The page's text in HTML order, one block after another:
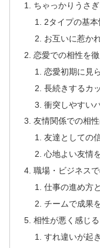
ちゃっかりうさ
2タイプの基
お互いに惹か
恋愛での相性を
恋愛初期に見
長続きするカ
衝突しやすい
友情関係での相
友達としての
心地よい友情
職場・ビジネス
仕事の進め方
チームで成果
相性が悪く感じ
すれ違いが起